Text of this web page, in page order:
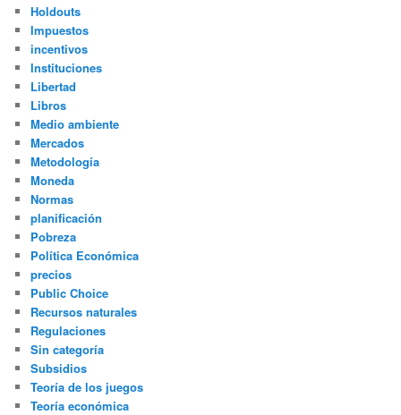
Holdouts
Impuestos
incentivos
Instituciones
Libertad
Libros
Medio ambiente
Mercados
Metodología
Moneda
Normas
planificación
Pobreza
Política Económica
precios
Public Choice
Recursos naturales
Regulaciones
Sin categoría
Subsidios
Teoría de los juegos
Teoría económica